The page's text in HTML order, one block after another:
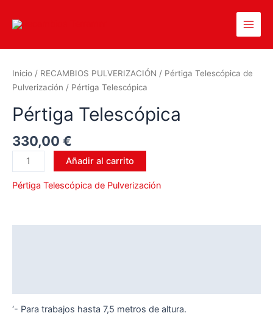
Inicio / RECAMBIOS PULVERIZACIÓN / Pértiga Telescópica de
Pulverización / Pértiga Telescópica
Pértiga Telescópica
330,00 €
Añadir al carrito
Pértiga Telescópica de Pulverización
‘- Para trabajos hasta 7,5 metros de altura.